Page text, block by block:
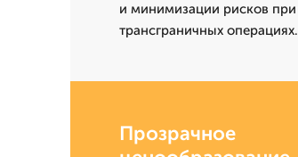
и минимизации рисков при
трансграничных операциях.
Прозрачное